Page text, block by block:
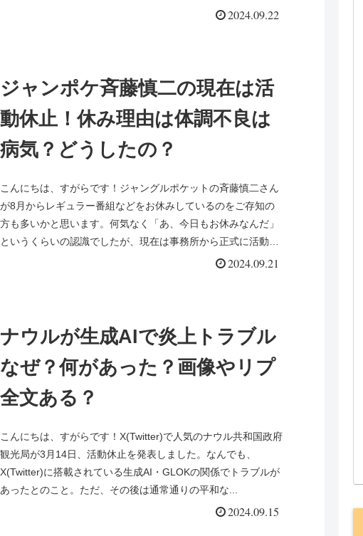
2024.09.22
ジャンポケ斉藤慎二の現在は活
動休止！休み理由は体調不良は
病気？どうしたの？
こんにちは、すがらです！ジャングルポケットの斉藤慎二さん
が8月からレギュラー番組などをお休みしているのをご存知の
方も多いかと思います。何気なく「あ、今日もお休みなんだ」
というくらいの認識でしたが、現在は事務所から正式に活動休
2024.09.21
ナウルが生成AIで炎上トラブル
なぜ？何があった？画像やリプ
全文ある？
こんにちは、すがらです！X(Twitter)で人気のナウル共和国政府
観光局が3月14日、活動休止を発表しました。なんでも、
X(Twitter)に搭載されている生成AI・GLOKの関係でトラブルが
あったとのこと。ただ、その後は通常通りの平和な...
2024.09.15